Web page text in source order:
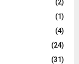
(2)
(1)
(4)
(24)
(31)